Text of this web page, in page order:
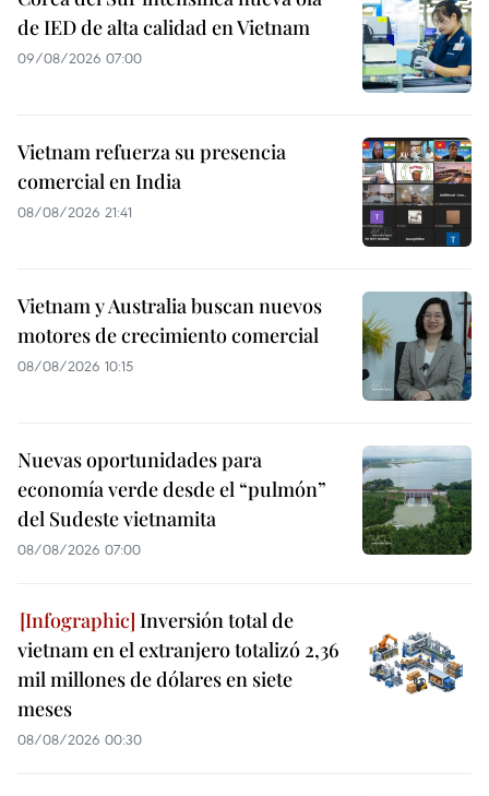
de IED de alta calidad en Vietnam
09/08/2026 07:00
Vietnam refuerza su presencia
comercial en India
08/08/2026 21:41
Vietnam y Australia buscan nuevos
motores de crecimiento comercial
08/08/2026 10:15
Nuevas oportunidades para
economía verde desde el “pulmón”
del Sudeste vietnamita
08/08/2026 07:00
Inversión total de
vietnam en el extranjero totalizó 2,36
mil millones de dólares en siete
meses
08/08/2026 00:30